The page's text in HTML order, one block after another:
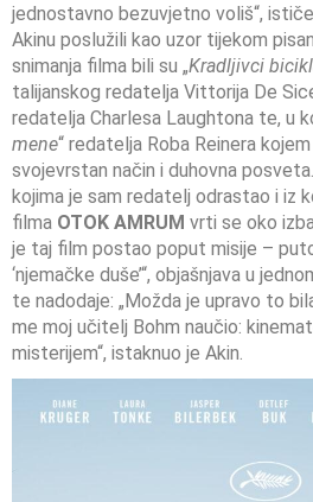
jednostavno bezuvjetno voliš“,
Akinu poslužili kao uzor tijekom
snimanja filma bili su „Kradljivci
talijanskog redatelja Vittorija De
redatelja Charlesa Laughtona te, u
mene“ redatelja Roba Reinera
svojevrstan način i duhovna
kojima je sam redatelj odrastao i iz
filma OTOK AMRUM vrti se oko
je taj film postao poput misije –
‘njemačke duše’“, objašnjava u
te nadodaje: „Možda je upravo to
me moj učitelj Bohm naučio:
misterijem“, istaknuo je Akin.